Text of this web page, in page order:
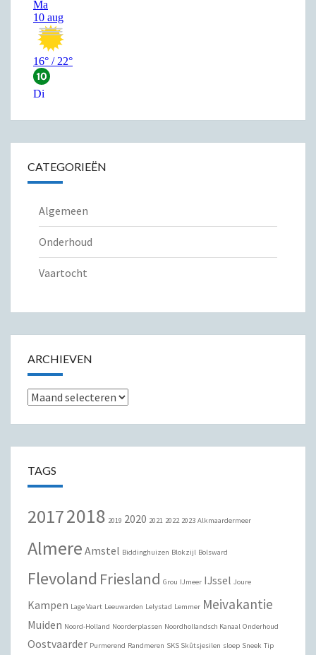
CATEGORIEËN
Algemeen
Onderhoud
Vaartocht
ARCHIEVEN
Archieven
TAGS
20172018 2019 2020 2021 2022 2023 Alkmaardermeer
Almere Amstel Biddinghuizen Blokzijl Bolsward
Flevoland Friesland Grou IJmeer IJssel Joure
Kampen Lage Vaart Leeuwarden Lelystad Lemmer Meivakantie
Muiden Noord-Holland Noorderplassen Noordhollandsch Kanaal Onderhoud
Oostvaarder Purmerend Randmeren SKS Skûtsjesilen sloep Sneek Tip